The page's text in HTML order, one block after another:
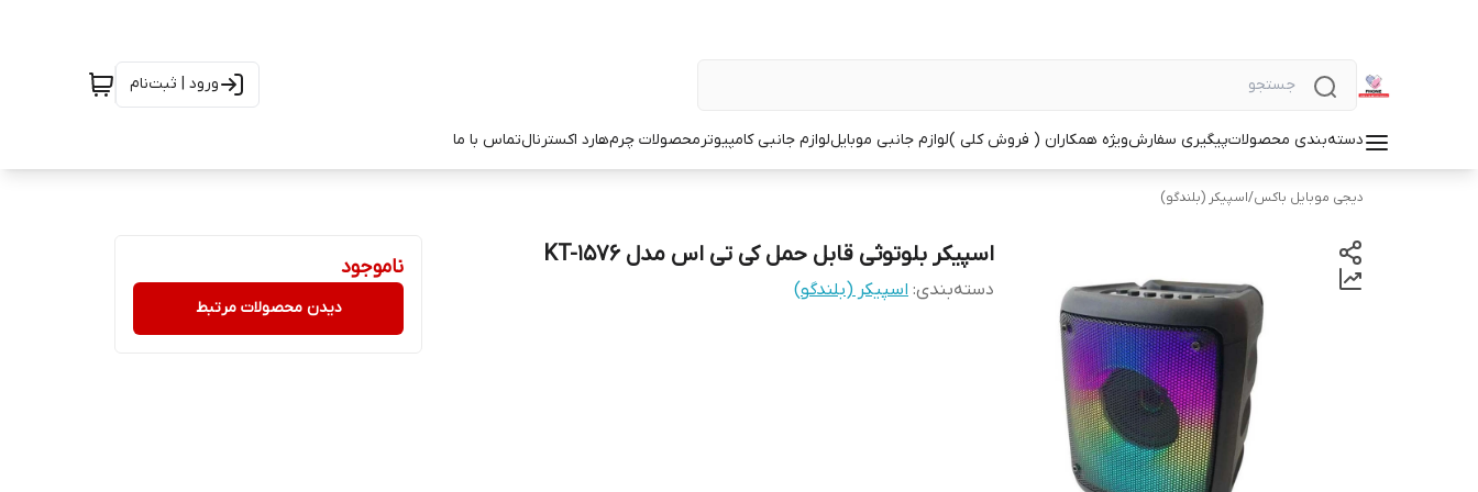
ورود | ثبت‌نام
دسته‌بندی محصولاتپیگیری سفارشویژه همکاران ( فروش کلی )لوازم جانبی موبایللوازم جانبی کامپیوترمحصولات چرمهارد اکسترنالتماس با ما
دیجی موبایل باکس/اسپیکر (بلندگو)
اسپیکر بلوتوثی قابل حمل کی تی اس مدل KT-1576
دسته‌بندی: اسپیکر (بلندگو)
ناموجود
دیدن محصولات مرتبط